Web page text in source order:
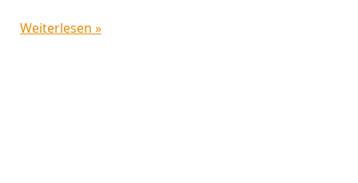
Weiterlesen »